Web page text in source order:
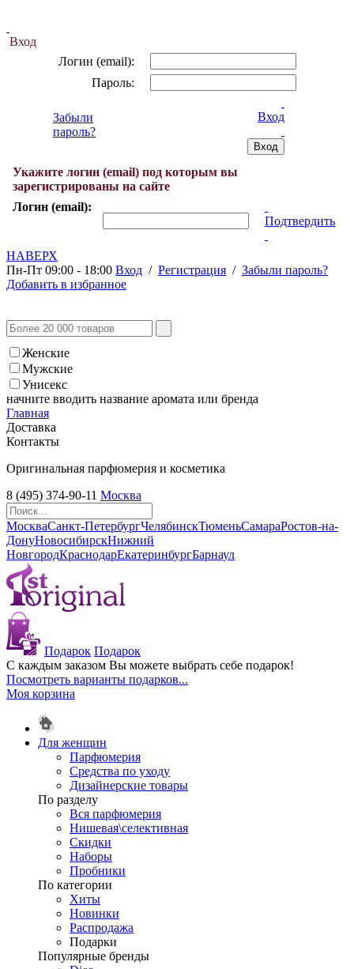
Вход
Логин (email):
Пароль:
Забыли
пароль?
Вход
Укажите логин (email) под которым вы
зарегистрированы на сайте
Логин (email):
Подтвердить
НАВЕРХ
Пн-Пт 09:00 - 18:00 Вход / Регистрация / Забыли пароль?
Добавить в избранное
Женские
Мужские
Унисекс
начните вводить название аромата или бренда
Главная
Доставка
Контакты
Оригинальная парфюмерия и косметика
8 (495) 374-90-11 Москва
МоскваСанкт-ПетербургЧелябинскТюменьСамараРостов-на-
ДонуНовосибирскНижний
НовгородКраснодарЕкатеринбургБарнаул
Подарок Подарок
С каждым заказом Вы можете выбрать себе подарок!
Посмотреть варианты подарков...
Моя корзина
Для женщин
Парфюмерия
Средства по уходу
Дизайнерские товары
По разделу
Вся парфюмерия
Нишевая\селективная
Скидки
Наборы
Пробники
По категории
Хиты
Новинки
Распродажа
Подарки
Популярные бренды